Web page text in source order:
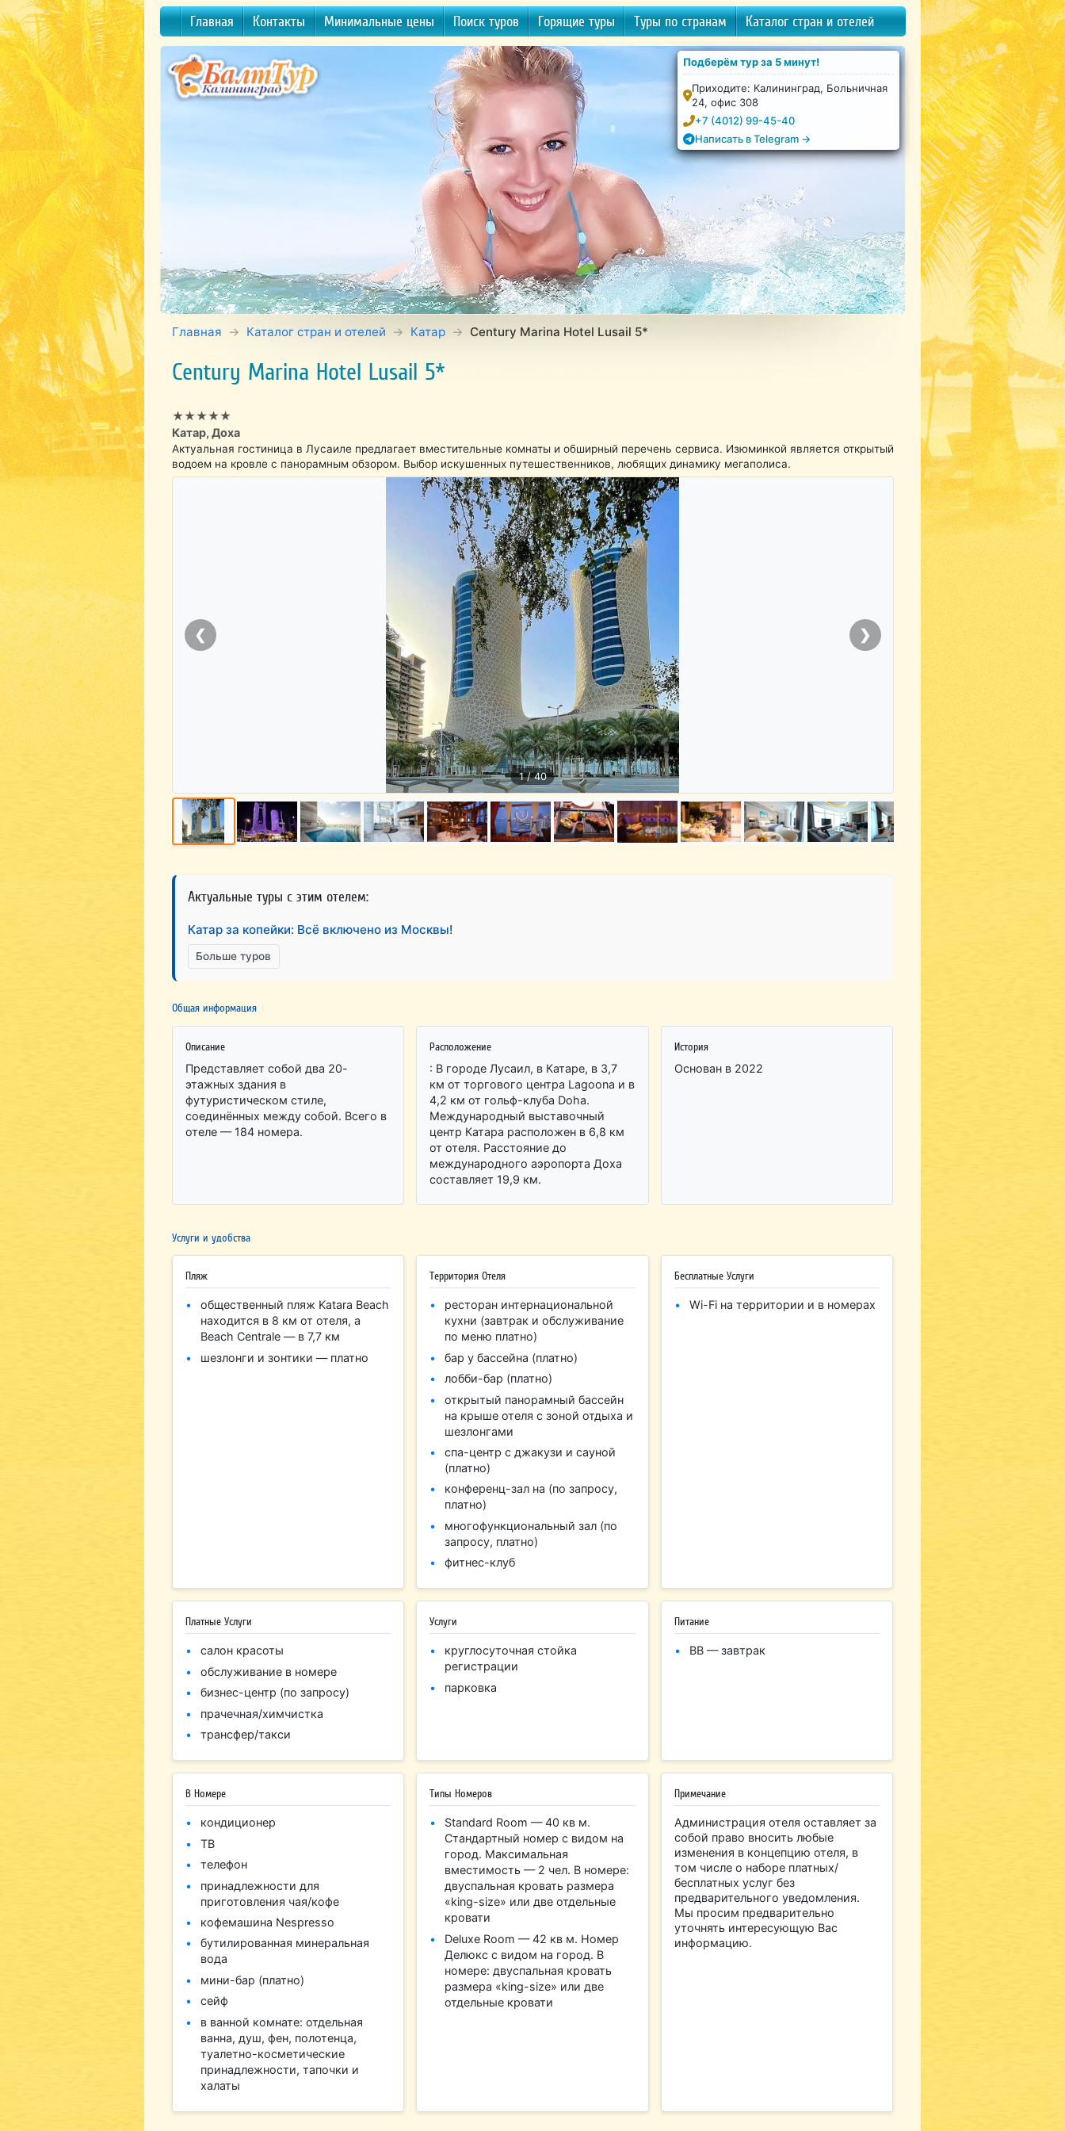
Подберём тур за 5 минут!
Приходите: Калининград, Больничная
24, офис 308
+7 (4012) 99-45-40
Написать в Telegram →
Главная Контакты Минимальные цены Поиск туров Горящие туры Туры по странам Каталог стран и отелей
Главная Каталог стран и отелей Катар Century Marina Hotel Lusail 5*
Century Marina Hotel Lusail 5*
★★★★★
Катар, Доха
Актуальная гостиница в Лусаиле предлагает вместительные комнаты и обширный перечень сервиса. Изюминкой является открытый
водоем на кровле с панорамным обзором. Выбор искушенных путешественников, любящих динамику мегаполиса.
❮ ❯
1 / 40
Актуальные туры с этим отелем:
Катар за копейки: Всё включено из Москвы!
Больше туров
Общая информация
Описание
Представляет собой два 20-
этажных здания в
футуристическом стиле,
соединённых между собой. Всего в
отеле — 184 номера.
Расположение
: В городе Лусаил, в Катаре, в 3,7
км от торгового центра Lagoona и в
4,2 км от гольф-клуба Doha.
Международный выставочный
центр Катара расположен в 6,8 км
от отеля. Расстояние до
международного аэропорта Доха
составляет 19,9 км.
История
Основан в 2022
Услуги и удобства
Пляж
общественный пляж Katara Beach
находится в 8 км от отеля, а
Beach Centrale — в 7,7 км
шезлонги и зонтики — платно
Территория Отеля
ресторан интернациональной
кухни (завтрак и обслуживание
по меню платно)
бар у бассейна (платно)
лобби-бар (платно)
открытый панорамный бассейн
на крыше отеля с зоной отдыха и
шезлонгами
спа-центр с джакузи и сауной
(платно)
конференц-зал на (по запросу,
платно)
многофункциональный зал (по
запросу, платно)
фитнес-клуб
Бесплатные Услуги
Wi-Fi на территории и в номерах
Платные Услуги
салон красоты
обслуживание в номере
бизнес-центр (по запросу)
прачечная/химчистка
трансфер/такси
Услуги
круглосуточная стойка
регистрации
парковка
Питание
BB — завтрак
В Номере
кондиционер
ТВ
телефон
принадлежности для
приготовления чая/кофе
кофемашина Nespresso
бутилированная минеральная
вода
мини-бар (платно)
сейф
в ванной комнате: отдельная
ванна, душ, фен, полотенца,
туалетно-косметические
принадлежности, тапочки и
халаты
Типы Номеров
Standard Room — 40 кв м.
Стандартный номер с видом на
город. Максимальная
вместимость — 2 чел. В номере:
двуспальная кровать размера
«king-size» или две отдельные
кровати
Deluxe Room — 42 кв м. Номер
Делюкс с видом на город. В
номере: двуспальная кровать
размера «king-size» или две
отдельные кровати
Примечание
Администрация отеля оставляет за
собой право вносить любые
изменения в концепцию отеля, в
том числе о наборе платных/
бесплатных услуг без
предварительного уведомления.
Мы просим предварительно
уточнять интересующую Вас
информацию.